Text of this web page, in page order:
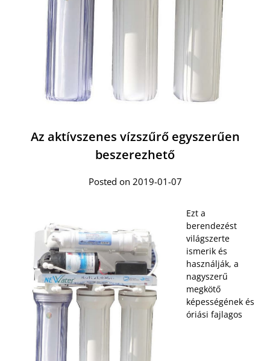
Az aktívszenes vízszűrő egyszerűen
beszerezhető
Posted on 2019-01-07
Ezt a
berendezést
világszerte
ismerik és
használják, a
nagyszerű
megkötő
képességének és
óriási fajlagos